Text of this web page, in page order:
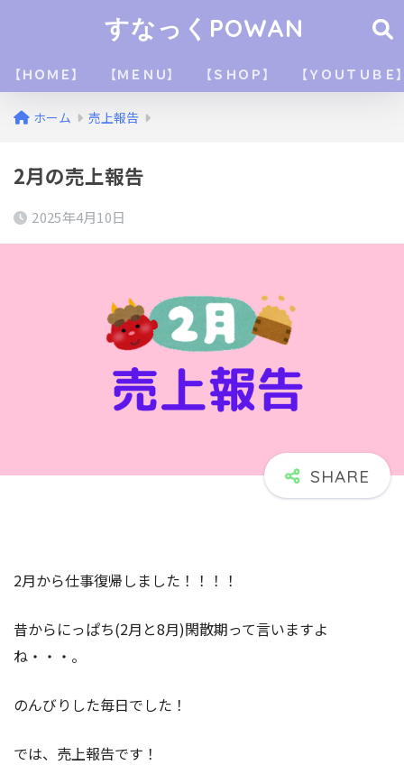
すなっくPOWAN
【ＨＯＭＥ】 【ＭＥＮＵ】 【ＳＨＯＰ】 【ＹＯＵＴＵＢＥ
ホーム 売上報告
2月の売上報告
2025年4月10日
2月から仕事復帰しました！！！！
昔からにっぱち(2月と8月)閑散期って言いますよ
ね・・・。
のんびりした毎日でした！
では、売上報告です！